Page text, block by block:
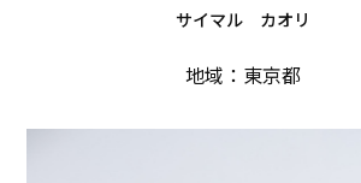
サイマル カオリ
地域：東京都